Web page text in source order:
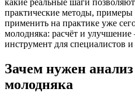
практические методы,
применить на практике уже
молодняка: расчёт и
инструмент для специалистов
Зачем нужен
молодняка